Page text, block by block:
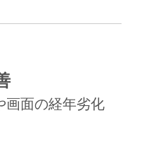
画面の経年劣化